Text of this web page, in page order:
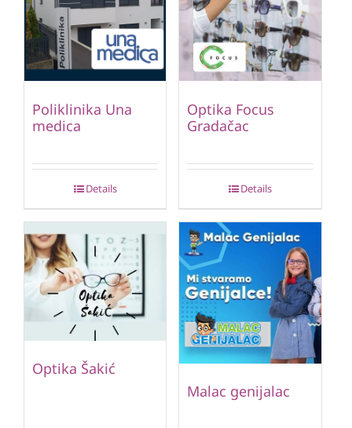
Poliklinika Una
medica
Details
Optika Focus
Gradačac
Details
Optika Šakić
Malac genijalac